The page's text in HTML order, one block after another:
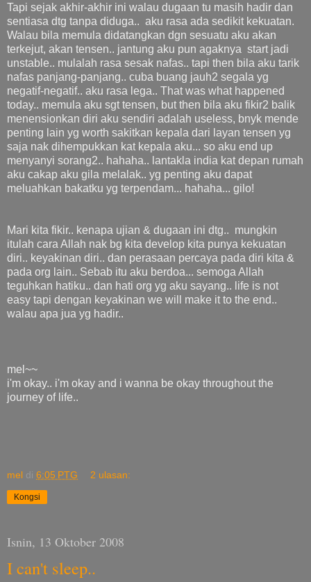
Tapi sejak akhir-akhir ini walau dugaan tu masih hadir dan
sentiasa dtg tanpa diduga.. aku rasa ada sedikit kekuatan.
Walau bila memula didatangkan dgn sesuatu aku akan
terkejut, akan tensen.. jantung aku pun agaknya start jadi
unstable.. mulalah rasa sesak nafas.. tapi then bila aku tarik
nafas panjang-panjang.. cuba buang jauh2 segala yg
negatif-negatif.. aku rasa lega.. That was what happened
today.. memula aku sgt tensen, but then bila aku fikir2 balik
menensionkan diri aku sendiri adalah useless, bnyk mende
penting lain yg worth sakitkan kepala dari layan tensen yg
saja nak dihempukkan kat kepala aku... so aku end up
menyanyi sorang2.. hahaha.. lantakla india kat depan rumah
aku cakap aku gila melalak.. yg penting aku dapat
meluahkan bakatku yg terpendam... hahaha... gilo!
Mari kita fikir.. kenapa ujian & dugaan ini dtg.. mungkin
itulah cara Allah nak bg kita develop kita punya kekuatan
diri.. keyakinan diri.. dan perasaan percaya pada diri kita &
pada org lain.. Sebab itu aku berdoa... semoga Allah
teguhkan hatiku.. dan hati org yg aku sayang.. life is not
easy tapi dengan keyakinan we will make it to the end..
walau apa jua yg hadir..
mel~~
i'm okay.. i'm okay and i wanna be okay throughout the
journey of life..
mel di 6:05 PTG 2 ulasan:
Kongsi
Isnin, 13 Oktober 2008
I can't sleep..